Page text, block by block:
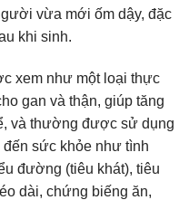
vừa mới ốm dậy, đặc
khi sinh.
xem như một loại thực
gan và thận, giúp tăng
và thường được sử dụng
sức khỏe như tình
đường (tiêu khát), tiêu
dài, chứng biếng ăn,